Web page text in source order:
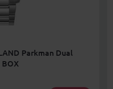
Parkman Dual
BOX